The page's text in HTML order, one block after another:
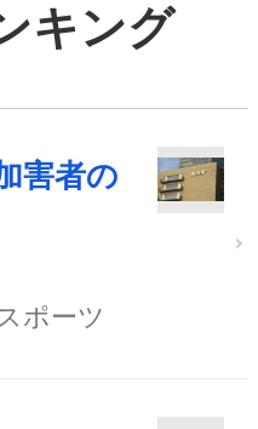
キング
害者の
ポーツ